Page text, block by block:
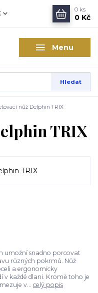
Menu
Hledat
0 ks
0 Kč
nůž Delphin TRIX
TRIX
umožní snadno porcovat
různých pokrmů. Nůž
a ergonomicky
v každé dlani. Kromě toho je
v... celý popis